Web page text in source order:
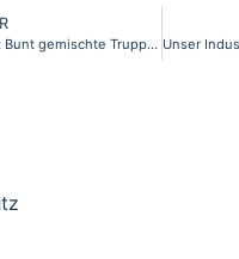
Handball: Bunt gemischte Truppe bei „Jugend trainiert für Olympia“